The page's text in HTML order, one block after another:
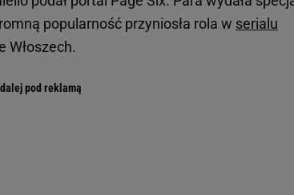
popularność przyniosła rola w serialu
Włoszech.